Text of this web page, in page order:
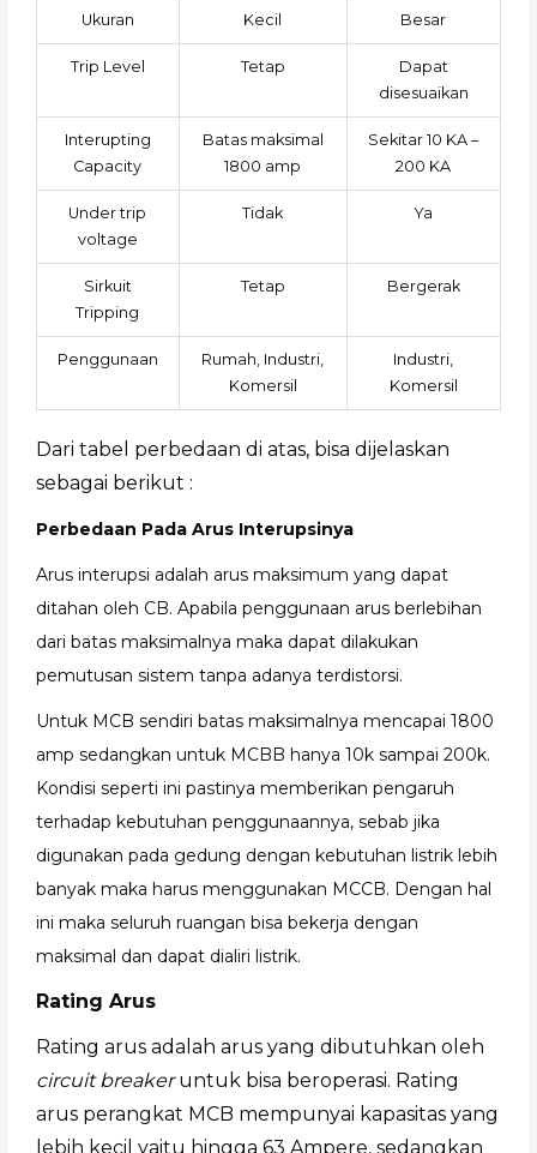
Ukuran Kecil Besar
Trip Level Tetap
Dapat
disesuaikan
Interupting
Capacity
Batas maksimal
1800 amp
Sekitar 10 KA –
200 KA
Under trip
voltage
Tidak Ya
Sirkuit
Tripping
Tetap Bergerak
Penggunaan
Rumah, Industri,
Komersil
Industri,
Komersil
Dari tabel perbedaan di atas, bisa dijelaskan
sebagai berikut :
Perbedaan Pada Arus Interupsinya
Arus interupsi adalah arus maksimum yang dapat
ditahan oleh CB. Apabila penggunaan arus berlebihan
dari batas maksimalnya maka dapat dilakukan
pemutusan sistem tanpa adanya terdistorsi.
Untuk MCB sendiri batas maksimalnya mencapai 1800
amp sedangkan untuk MCBB hanya 10k sampai 200k.
Kondisi seperti ini pastinya memberikan pengaruh
terhadap kebutuhan penggunaannya, sebab jika
digunakan pada gedung dengan kebutuhan listrik lebih
banyak maka harus menggunakan MCCB. Dengan hal
ini maka seluruh ruangan bisa bekerja dengan
maksimal dan dapat dialiri listrik.
Rating Arus
Rating arus adalah arus yang dibutuhkan oleh
circuit breakeruntuk bisa beroperasi. Rating
arus perangkat MCB mempunyai kapasitas yang
lebih kecil yaitu hingga 63 Ampere, sedangkan